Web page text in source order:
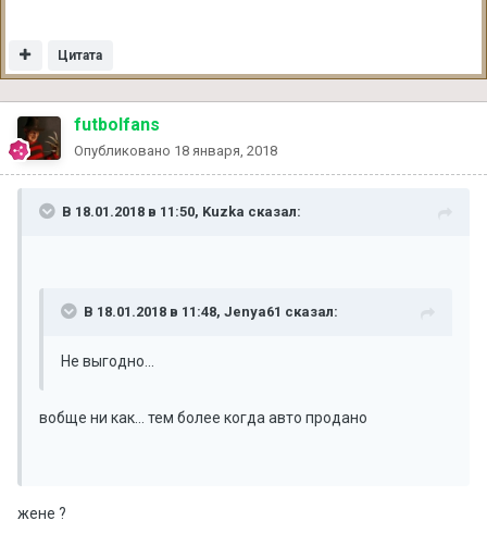
Цитата
futbolfans
Опубликовано 18 января, 2018
В 18.01.2018 в 11:50, Kuzka сказал:
В 18.01.2018 в 11:48, Jenya61 сказал:
Не выгодно...
вобще ни как... тем более когда авто продано
жене ?